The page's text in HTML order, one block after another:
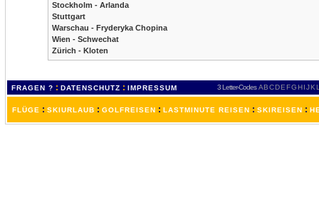
Stockholm - Arlanda
Stuttgart
Warschau - Fryderyka Chopina
Wien - Schwechat
Zürich - Kloten
FRAGEN ? : DATENSCHUTZ : IMPRESSUM 3 Letter-Codes ABCDEFGH IJKL
FLÜGE : SKIURLAUB : GOLFREISEN : LASTMINUTE REISEN : SKIREISEN :